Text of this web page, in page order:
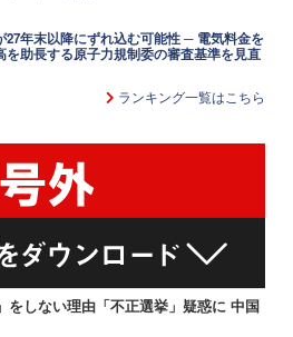
27年末以降にずれ込む可能性 ─ 電気料金を
を助長する原子力規制委の審査基準を見直
ランキング一覧はこちら
をしない理由「不正選挙」疑惑に 中国